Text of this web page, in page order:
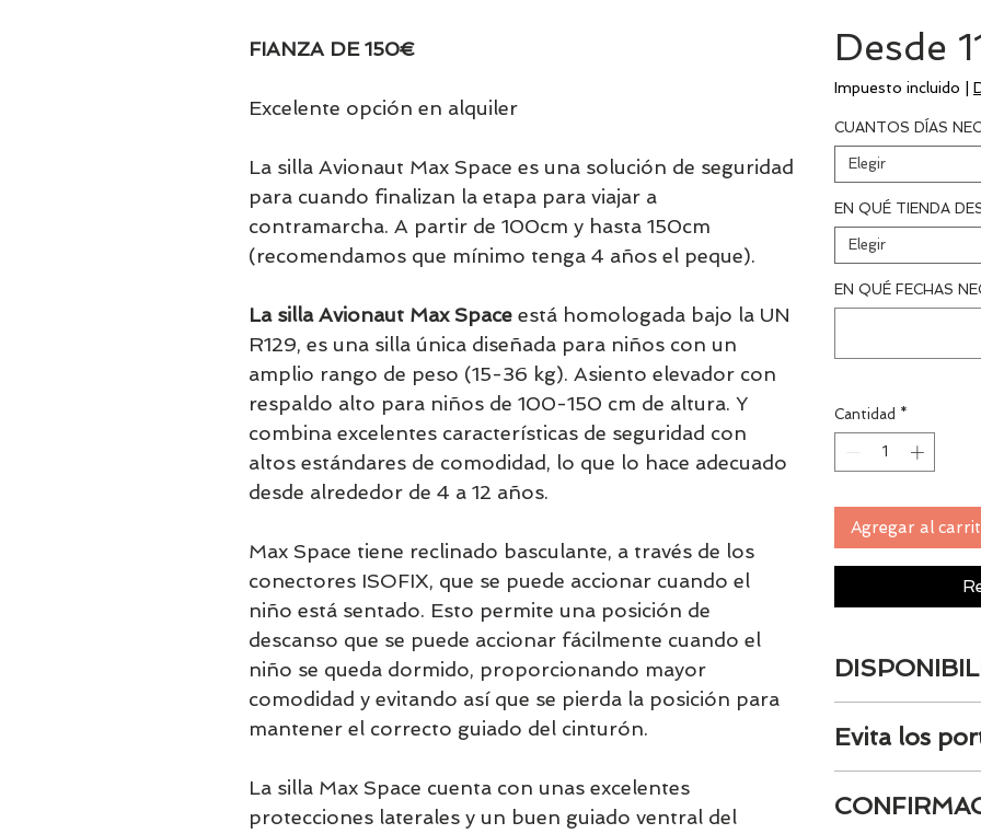
FIANZA DE 150€
Excelente opción en alquiler
La silla Avionaut Max Space es una solución de seguridad
para cuando finalizan la etapa para viajar a
contramarcha. A partir de 100cm y hasta 150cm
(recomendamos que mínimo tenga 4 años el peque).
La silla Avionaut Max Space está homologada bajo la UN
R129, es una silla única diseñada para niños con un
amplio rango de peso (15-36 kg). Asiento elevador con
respaldo alto para niños de 100-150 cm de altura. Y
combina excelentes características de seguridad con
altos estándares de comodidad, lo que lo hace adecuado
desde alrededor de 4 a 12 años.
Max Space tiene reclinado basculante, a través de los
conectores ISOFIX, que se puede accionar cuando el
niño está sentado. Esto permite una posición de
descanso que se puede accionar fácilmente cuando el
niño se queda dormido, proporcionando mayor
comodidad y evitando así que se pierda la posición para
mantener el correcto guiado del cinturón.
La silla Max Space cuenta con unas excelentes
protecciones laterales y un buen guiado ventral del
Desde
Impuesto incluido
CUANTOS DÍAS
Elegir
EN QUÉ TIENDA
Elegir
EN QUÉ FECHAS
Cantidad *
Agregar al
artículos en stock.
confirmamos la
Evita los
evitar los gasto